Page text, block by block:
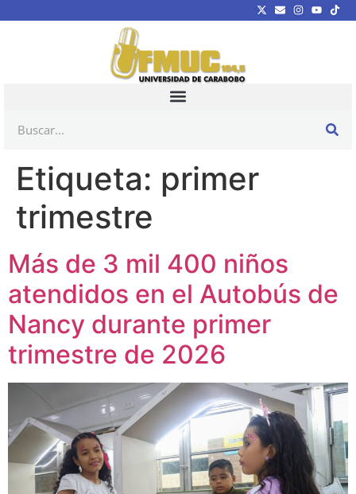
Etiqueta: primer
trimestre
Más de 3 mil 400 niños
atendidos en el Autobús de
Nancy durante primer
trimestre de 2026